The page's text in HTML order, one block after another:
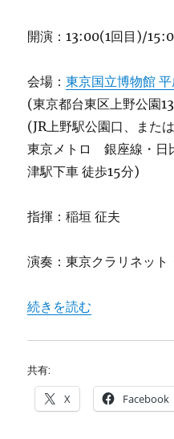
開演：13:00(1回目)/
会場：東京国立博物館
(東京都台東区上野公園
(JR上野駅公園口、また
東京メトロ 銀座線・日
津駅下車 徒歩15分)
指揮：稲垣 征夫
演奏：東京クラリネット
“東京国立博物館 クラリ
続きを読む
共有:
X Facebook